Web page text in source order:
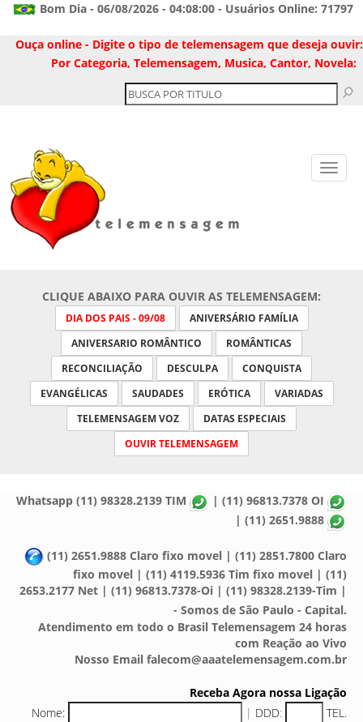
Bom Dia - 06/08/2026 - 04:08:00 - Usuários Online: 71797
Ouça online - Digite o tipo de telemensagem que deseja ouvir:
Por Categoria, Telemensagem, Musica, Cantor, Novela:
CLIQUE ABAIXO PARA OUVIR AS TELEMENSAGEM:
DIA DOS PAIS - 09/08
ANIVERSÁRIO FAMÍLIA
ANIVERSARIO ROMÂNTICO
ROMÂNTICAS
RECONCILIAÇÃO
DESCULPA
CONQUISTA
EVANGÉLICAS
SAUDADES ERÓTICA
VARIADAS
TELEMENSAGEM VOZ
DATAS ESPECIAIS
OUVIR TELEMENSAGEM
Whatsapp (11) 98328.2139 TIM
| (11) 96813.7378 OI
| (11) 2651.9888
(11) 2651.9888 Claro fixo movel | (11) 2851.7800 Claro
fixo movel | (11) 4119.5936 Tim fixo movel | (11)
2653.2177 Net | (11) 96813.7378-Oi | (11) 98328.2139-Tim |
- Somos de São Paulo - Capital.
Atendimento em todo o Brasil Telemensagem 24 horas
com Reação ao Vivo
Nosso Email falecom@aaatelemensagem.com.br
Receba Agora nossa Ligação
Nome:
| DDD: TEL.